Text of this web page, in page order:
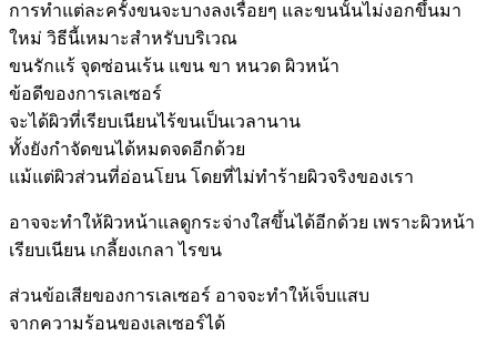
การทำแต่ละครั้งขนจะบางลงเรื่อยๆ และขนนั้นไม่งอกขึ้นมา
ใหม่ วิธีนี้เหมาะสำหรับบริเวณ
ขนรักแร้ จุดซ่อนเร้น แขน ขา หนวด ผิวหน้า
ข้อดีของการเลเซอร์
จะได้ผิวที่เรียบเนียนไร้ขนเป็นเวลานาน
ทั้งยังกำจัดขนได้หมดจดอีกด้วย
แม้แต่ผิวส่วนที่อ่อนโยน โดยที่ไม่ทำร้ายผิวจริงของเรา
อาจจะทำให้ผิวหน้าแลดูกระจ่างใสขึ้นได้อีกด้วย เพราะผิวหน้า
เรียบเนียน เกลี้ยงเกลา ไรขน
ส่วนข้อเสียของการเลเซอร์ อาจจะทำให้เจ็บแสบ
จากความร้อนของเลเซอร์ได้